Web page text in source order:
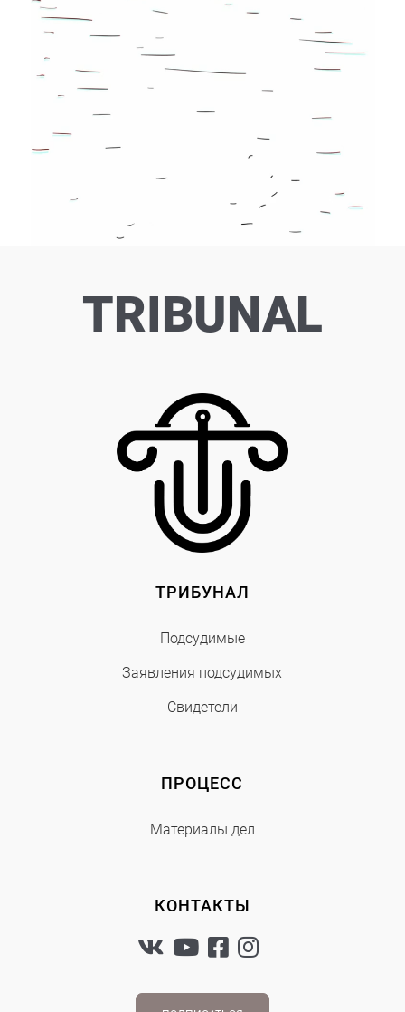
TRIBUNAL
ТРИБУНАЛ
Подсудимые
Заявления подсудимых
Свидетели
ПРОЦЕСС
Материалы дел
КОНТАКТЫ